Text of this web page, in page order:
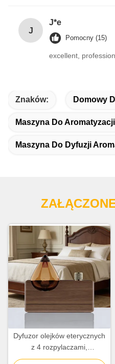
J
J*e
Pomocny (15)
excellent,
Znaków: Domowy
Maszyna Do Aromatyzacji
Maszyna Do Dyfuzji
Dyfuzor olejków eterycznych
z 4 rozpylaczami,
akumulator litowo-jonowy